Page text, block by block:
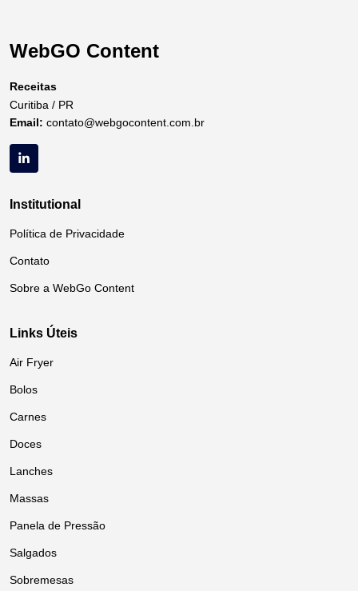
WebGO Content
Receitas
Curitiba / PR
Email: contato@webgocontent.com.br
Institutional
Política de Privacidade
Contato
Sobre a WebGo Content
Links Úteis
Air Fryer
Bolos
Carnes
Doces
Lanches
Massas
Panela de Pressão
Salgados
Sobremesas